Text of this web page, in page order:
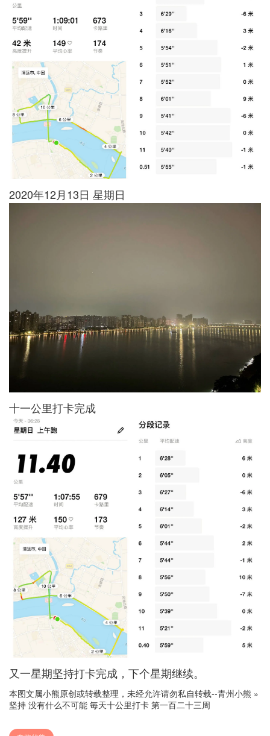
2020年12月13日 星期日
十一公里打卡完成
又一星期坚持打卡完成，下个星期继续。
本图文属小熊原创或转载整理，未经允许请勿私自转载--青州小熊 »
坚持 没有什么不可能 毎天十公里打卡 第一百二十三周